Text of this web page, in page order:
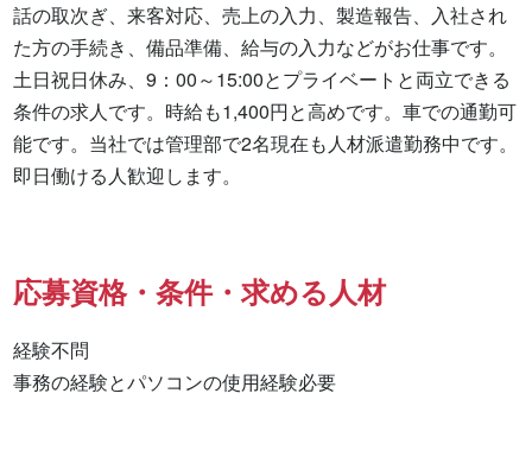
話の取次ぎ、来客対応、売上の入力、製造報告、入社され
た方の手続き、備品準備、給与の入力などがお仕事です。
土日祝日休み、9：00～15:00とプライベートと両立できる
条件の求人です。時給も1,400円と高めです。車での通勤可
能です。当社では管理部で2名現在も人材派遣勤務中です。
即日働ける人歓迎します。
応募資格・条件・求める人材
経験不問
事務の経験とパソコンの使用経験必要